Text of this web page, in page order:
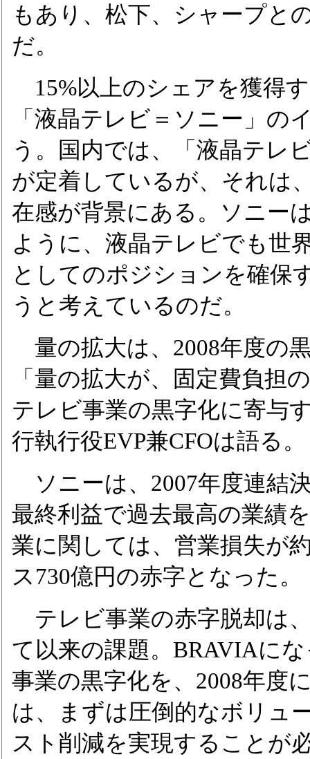
もあり、松下、シャープと
だ。
15%以上のシェアを獲得
「液晶テレビ＝ソニー」の
う。国内では、「液晶テレ
が定着しているが、それは
在感が背景にある。ソニー
ように、液晶テレビでも世
としてのポジションを確保
うと考えているのだ。
量の拡大は、2008年度の
「量の拡大が、固定費負担
テレビ事業の黒字化に寄与
行執行役EVP兼CFOは語る。
ソニーは、2007年度連結
最終利益で過去最高の業績
業に関しては、営業損失が
ス730億円の赤字となった。
テレビ事業の赤字脱却は
て以来の課題。BRAVIAに
事業の黒字化を、2008年度
は、まずは圧倒的なボリュ
スト削減を実現することが